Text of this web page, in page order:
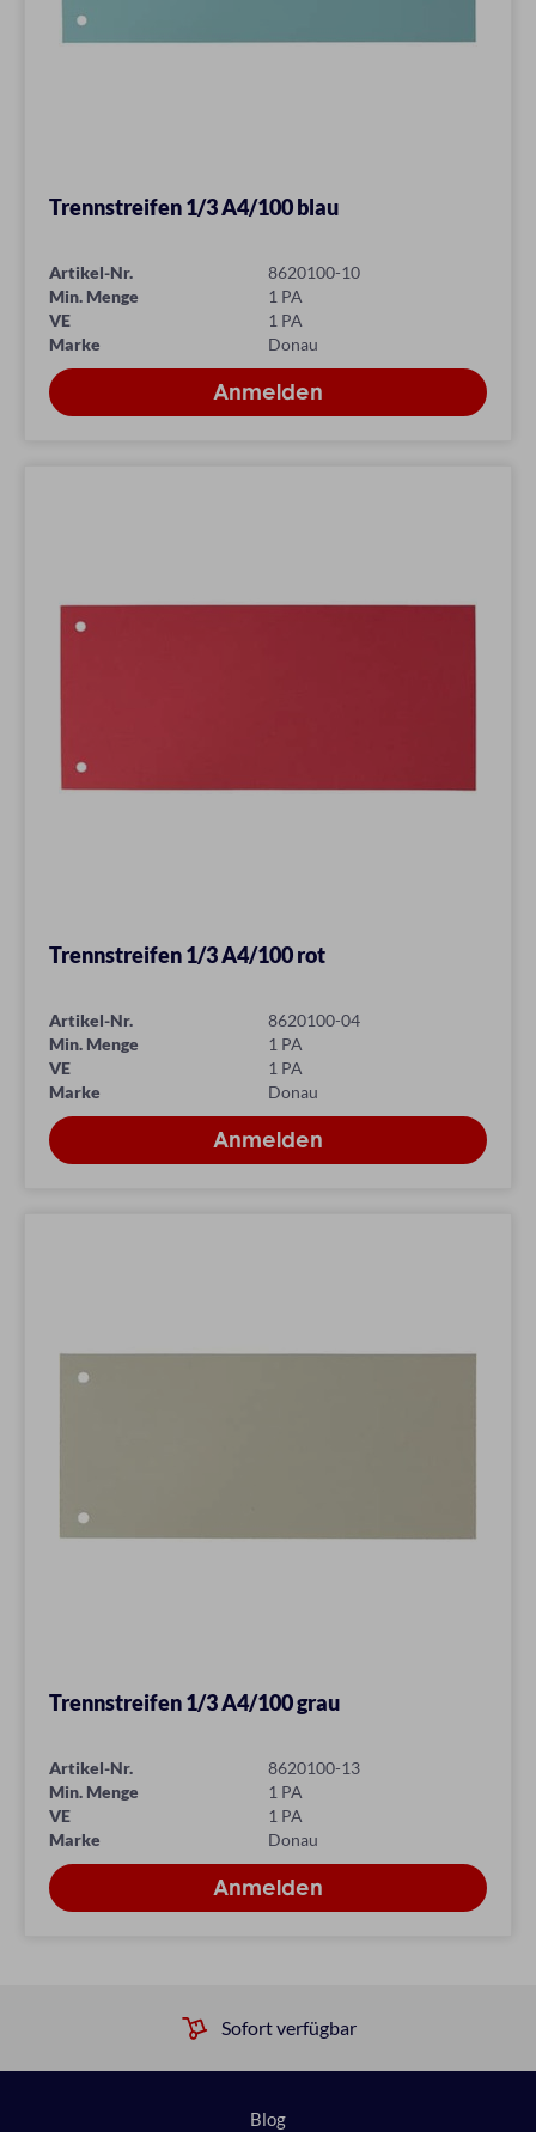
Trennstreifen 1/3 A4/100 blau
Artikel-Nr.
8620100-10
Min. Menge
1 PA
VE
1 PA
Marke
Donau
Trennstreifen 1/3 A4/100 rot
Artikel-Nr.
8620100-04
Min. Menge
1 PA
VE
1 PA
Marke
Donau
Trennstreifen 1/3 A4/100 grau
Artikel-Nr.
8620100-13
Min. Menge
1 PA
VE
1 PA
Marke
Donau
Sofort verfügbar
Blog